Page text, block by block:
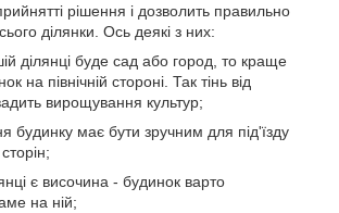
рішення і дозволить правильно
ділянки. Ось деякі з них:
ділянці буде сад або город, то краще
на північній стороні. Так тінь від
вирощування культур;
будинку має бути зручним для під'їзду
є височина - будинок варто
на ній;